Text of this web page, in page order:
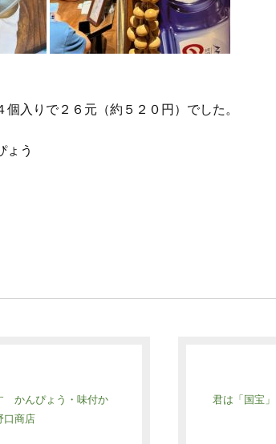
入りで２６元（約５２０円）でした。
ょう
かんぴょう・味付か
商店
君は「国宝